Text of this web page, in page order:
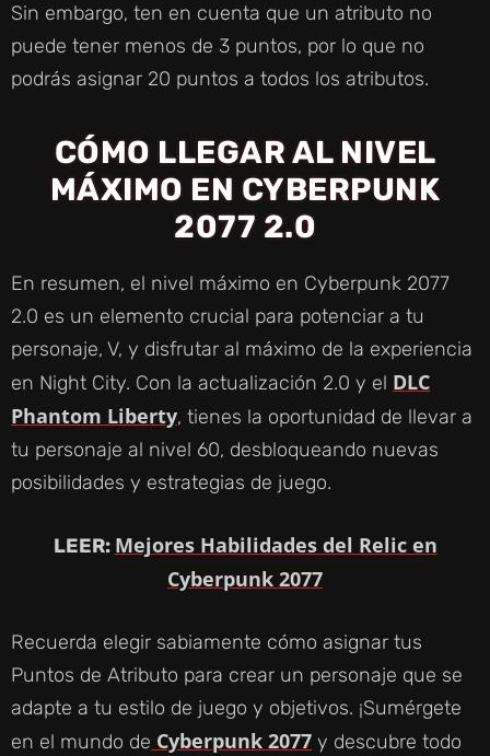
Sin embargo, ten en cuenta que un atributo no
puede tener menos de 3 puntos, por lo que no
podrás asignar 20 puntos a todos los atributos.
CÓMO LLEGAR AL NIVEL
MÁXIMO EN CYBERPUNK
2077 2.0
En resumen, el nivel máximo en Cyberpunk 2077
2.0 es un elemento crucial para potenciar a tu
personaje, V, y disfrutar al máximo de la experiencia
en Night City. Con la actualización 2.0 y el DLC
Phantom Liberty, tienes la oportunidad de llevar a
tu personaje al nivel 60, desbloqueando nuevas
posibilidades y estrategias de juego.
LEER: Mejores Habilidades del Relic en
Cyberpunk 2077
Recuerda elegir sabiamente cómo asignar tus
Puntos de Atributo para crear un personaje que se
adapte a tu estilo de juego y objetivos. ¡Sumérgete
en el mundo de Cyberpunk 2077 y descubre todo